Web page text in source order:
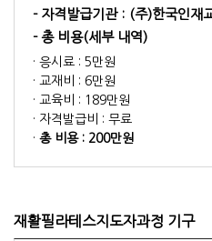
- 자격발급기관 : (주)한국인재
- 총 비용(세부 내역)
· 응시료 : 5만원
· 교재비 : 6만원
· 교육비 : 189만원
· 자격발급비 : 무료
· 총 비용 : 200만원
재활필라테스지도자과정 기구